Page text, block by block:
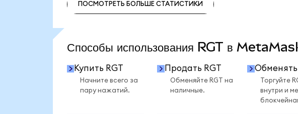
ПОСМОТРЕТЬ БОЛЬШЕ СТАТИСТИКИ
Способы использования RGT в
Купить RGT
Начните всего за
пару нажатий.
Продать RGT
Обменяйте RGT на
наличные.
Обменять
Торгуйте
внутри и